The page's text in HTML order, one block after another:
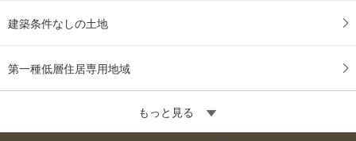
建築条件なしの土地
第一種低層住居専用地域
もっと見る